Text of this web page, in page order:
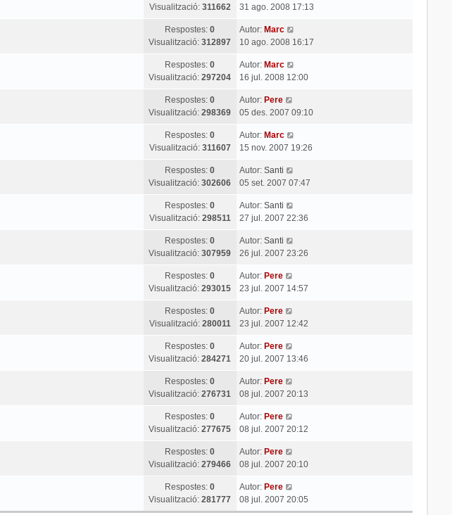
Visualització: 311662
31 ago. 2008 17:13
Respostes:0
Visualització:312897
Autor: Marc
10 ago. 2008 16:17
Respostes:0
Visualització:297204
Autor: Marc
16 jul. 2008 12:00
Respostes:0
Visualització:298369
Autor: Pere
05 des. 2007 09:10
Respostes:0
Visualització: 311607
Autor: Marc
15 nov. 2007 19:26
Respostes:0
Visualització:302606
Autor: Santi
05 set. 2007 07:47
Respostes:0
Visualització: 298511
Autor: Santi
27 jul. 2007 22:36
Respostes:0
Visualització:307959
Autor: Santi
26 jul. 2007 23:26
Respostes:0
Visualització:293015
Autor: Pere
23 jul. 2007 14:57
Respostes:0
Visualització: 280011
Autor: Pere
23 jul. 2007 12:42
Respostes:0
Visualització:284271
Autor: Pere
20 jul. 2007 13:46
Respostes:0
Visualització:276731
Autor: Pere
08 jul. 2007 20:13
Respostes:0
Visualització:277675
Autor: Pere
08 jul. 2007 20:12
Respostes:0
Visualització:279466
Autor: Pere
08 jul. 2007 20:10
Respostes:0
Visualització:281777
Autor: Pere
08 jul. 2007 20:05